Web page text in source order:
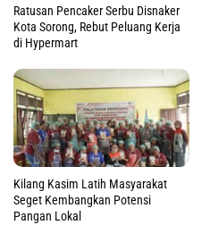
Ratusan Pencaker Serbu Disnaker
Kota Sorong, Rebut Peluang Kerja
di Hypermart
Kilang Kasim Latih Masyarakat
Seget Kembangkan Potensi
Pangan Lokal